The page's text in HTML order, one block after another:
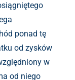
ponad tę
od zysków
w
od niego